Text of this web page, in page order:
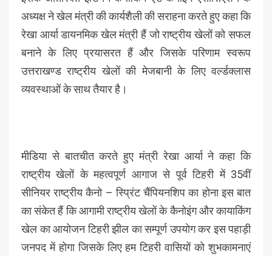
अध्यक्ष ने खेल मंत्री की कार्यशैली की सराहना करते हुए कहा कि
रेखा आर्या डायनमिक खेल मंत्री हैं जो राष्ट्रीय खेलों को सफल
बनाने के लिए प्रयासरत हैं और जिसके परिणाम स्वरूप
उत्तराखण्ड राष्ट्रीय खेलों की मेजबानी के लिए वर्ल्डक्लास
व्यवस्थाओं के साथ तैयार है।
मीडिया से बातचीत करते हुए मंत्री रेखा आर्या ने कहा कि
राष्ट्रीय खेलों के महत्वपूर्ण आगाज से पूर्व टिहरी में 35वीं
सीनियर राष्ट्रीय कैनो – स्प्रिंट चैंपियनशिप का होना इस बात
का संकेत हैं कि आगामी राष्ट्रीय खेलों के कैनोइंग और कायाकिंग
खेल का आयोजन टिहरी झील का सम्पूर्ण उपयोग कर इस पहाड़ी
जनपद में होगा जिसके लिए हम टिहरी वासियों को शुभकामनाएं